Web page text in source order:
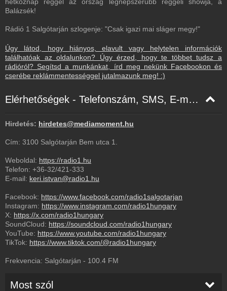
Balázsék!
Rádió 1 Salgótarján szlogenje: "Csak igazi mai sláger megy!"
Úgy látod, hogy hiányos, elavult vagy helytelen információk
találhatóak az oldalunkon? Úgy érzed, hogy te többet tudsz a
rádióról? Segítsd a munkánkat, írd meg nekünk Facebookon és
cserébe reklámmentességgel jutalmazunk meg! :)
Elérhetőségek - Telefonszám, SMS, E-mail, Facebook
Hirdetés: hirdetes@mediamoment.hu
Cím: 3100 Salgótarján Bem utca 1.
Weboldal: https://radio1.hu
Telefon: +36-32/421-333
E-mail: keri.istvan@radio1.hu
Facebook: https://www.facebook.com/radio1salgotarjan
Instagram: https://www.instagram.com/radio1hungary
X: https://x.com/radio1hungary
SoundCloud: https://soundcloud.com/radio1hungary
YouTube: https://www.youtube.com/radio1hungary
TikTok: https://www.tiktok.com/@radio1hungary
Frekvencia: Salgótarján - 100.4 FM
Most szól